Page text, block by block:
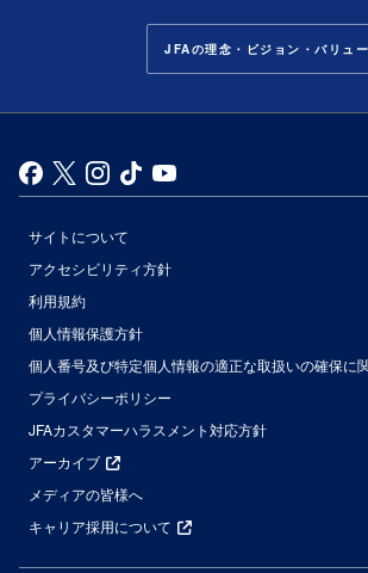
JFAの理念・ビジョン・バリュー
サイトについて
アクセシビリティ方針
利用規約
個人情報保護方針
個人番号及び特定個人情報の適正な取扱いの確保に
プライバシーポリシー
JFAカスタマーハラスメント対応方針
アーカイブ
メディアの皆様へ
キャリア採用について